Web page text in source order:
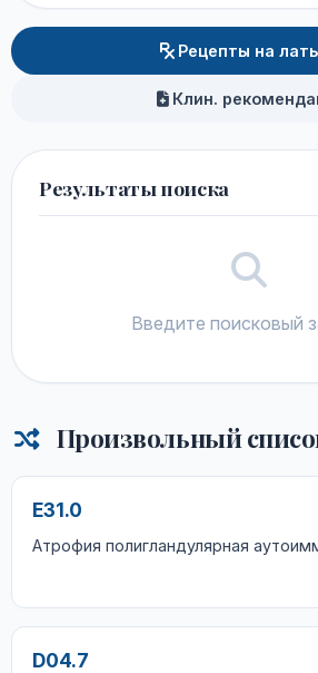
Рецепты на
Клин.
Результаты поиска
Введите поисковый
Произвольный
E31.0
Атрофия полигландулярная
D04.7